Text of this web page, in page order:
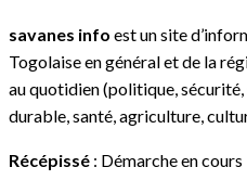
savanes info est un site
Togolaise en général et de la
au quotidien (politique,
durable, santé, agriculture,
Récépissé : Démarche en cours